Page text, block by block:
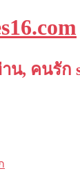
น, คนรัก